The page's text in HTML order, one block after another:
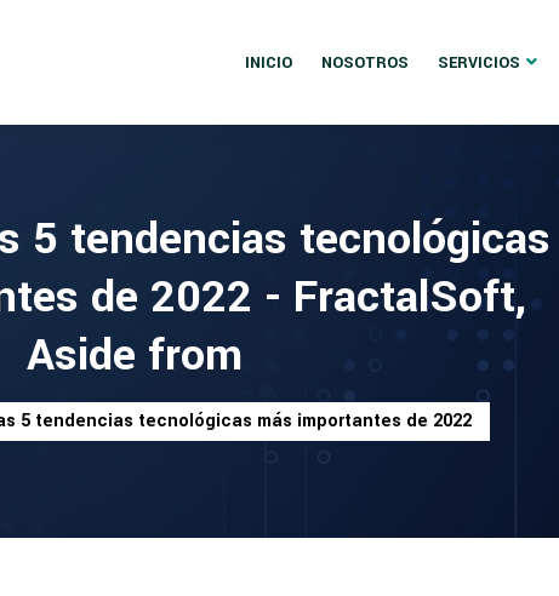
INICIO NOSOTROS SERVICIOS
5 tendencias tecnológicas
de 2022 - FractalSoft,
Aside from
5 tendencias tecnológicas más importantes de 2022